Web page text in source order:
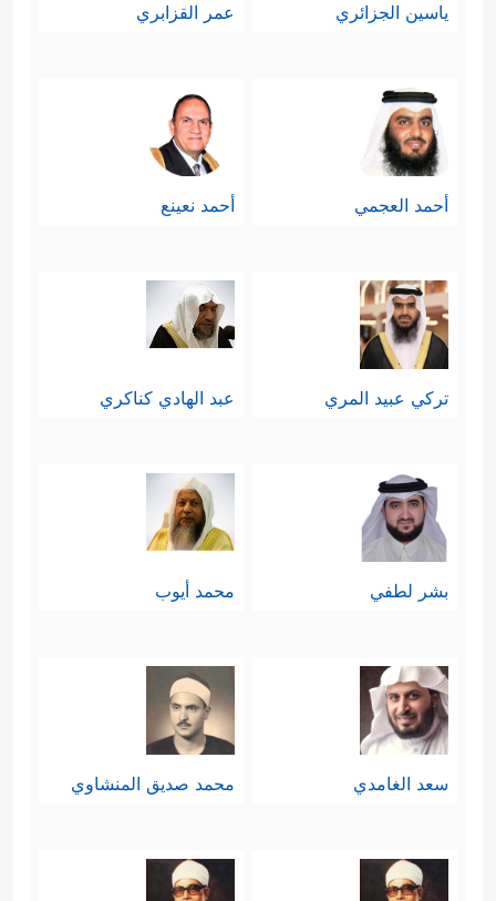
ياسين الجزائري عمر القزابري
أحمد العجمي أحمد نعينع
تركي عبيد المري عبد الهادي كناكري
بشر لطفي محمد أيوب
سعد الغامدي محمد صديق المنشاوي